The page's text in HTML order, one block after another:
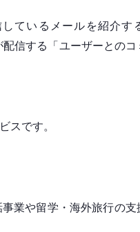
ているメールを紹介
信する「ユーザーとの
スです。
業や留学・海外旅行の